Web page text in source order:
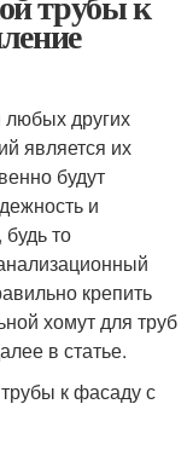
других
является их
будут
и
то
крепить
хомут для труб
в статье.
к фасаду с